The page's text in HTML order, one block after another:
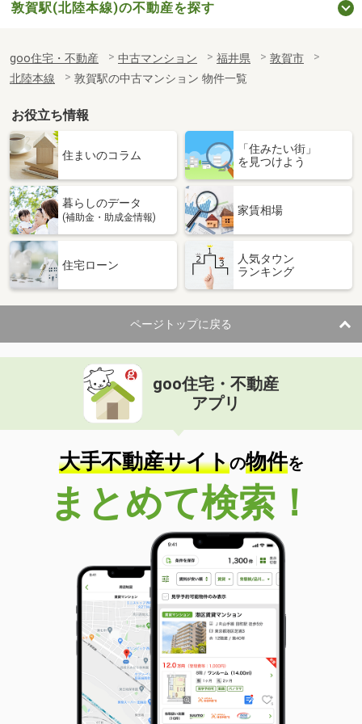
敦賀駅(北陸本線)の不動産を探す
goo住宅・不動産 中古マンション 福井県
敦賀市
北陸本線
敦賀駅の中古マンション 物件一覧
お役立ち情報
住まいのコラム
「住みたい街」
を見つけよう
暮らしのデータ
(補助金・助成金情報)
家賃相場
住宅ローン
人気タウン
ランキング
ページトップに戻る
goo住宅・不動産
アプリ
大手不動産サイトの物件を
まとめて検索！